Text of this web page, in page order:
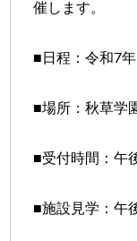
催します。
■日程：令和7年
■場所：秋草学
■受付時間：午
■施設見学：午